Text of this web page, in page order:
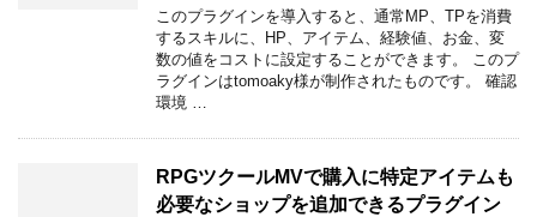
このプラグインを導入すると、通常MP、TPを消費
するスキルに、HP、アイテム、経験値、お金、変
数の値をコストに設定することができます。 このプ
ラグインはtomoaky様が制作されたものです。 確認
環境 …
RPGツクールMVで購入に特定アイテムも
必要なショップを追加できるプラグイン